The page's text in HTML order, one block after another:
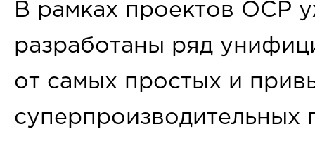
В рамках проектов OCP
разработаны ряд
от самых простых и
суперпроизводительных